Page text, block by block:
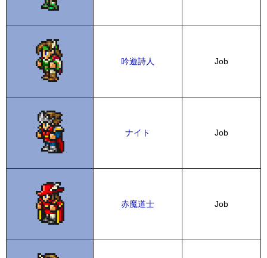
吟遊詩人 Job
ナイト Job
赤魔道士 Job